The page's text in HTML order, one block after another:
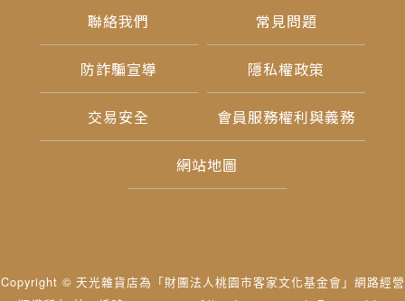
聯絡我們 常見問題
防詐騙宣導 隱私權政策
交易安全 會員服務權利與義務
網站地圖
Copyright © 天光雜貨店為「財團法人桃園市客家文化基金會」網路經營